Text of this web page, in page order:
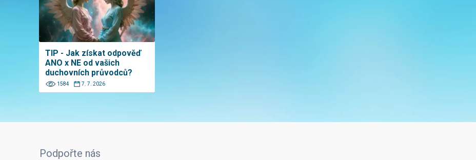
TIP - Jak získat odpověď
ANO x NE od vašich
duchovních průvodců?
1584 7. 7. 2026
Podpořte nás